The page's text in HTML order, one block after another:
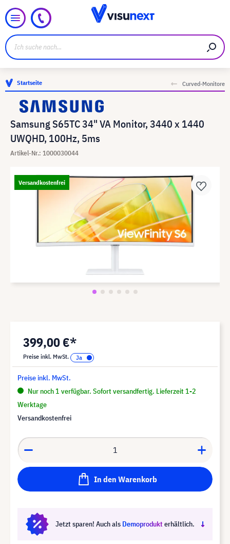
Startseite Curved-Monitore
Samsung S65TC 34" VA Monitor, 3440 x 1440
UWQHD, 100Hz, 5ms
Artikel-Nr.: 1000030044
Versandkostenfrei
399,00 €*
Preise inkl. MwSt.
Preise inkl. MwSt.
Nur noch 1 verfügbar. Sofort versandfertig. Lieferzeit 1-2
Werktage
Versandkostenfrei
In den Warenkorb
Jetzt sparen! Auch als Demoprodukterhältlich.